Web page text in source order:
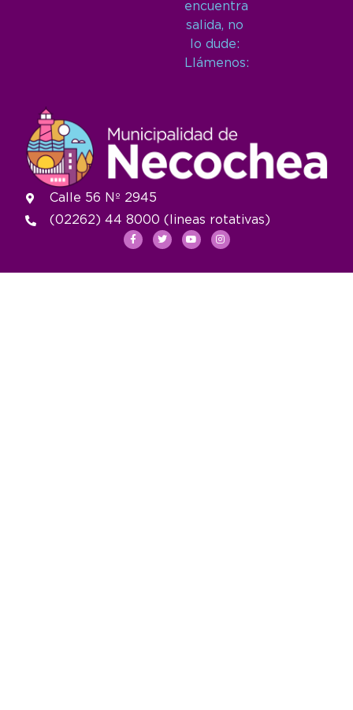
encuentra
salida, no
lo dude:
Llámenos:
Calle 56 Nº 2945
(02262) 44 8000 (lineas rotativas)